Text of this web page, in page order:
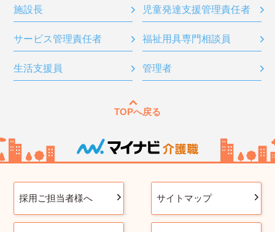
施設長 児童発達支援管理責任者
サービス管理責任者 福祉用具専門相談員
生活支援員 管理者
TOPへ戻る
採用ご担当者様へ サイトマップ